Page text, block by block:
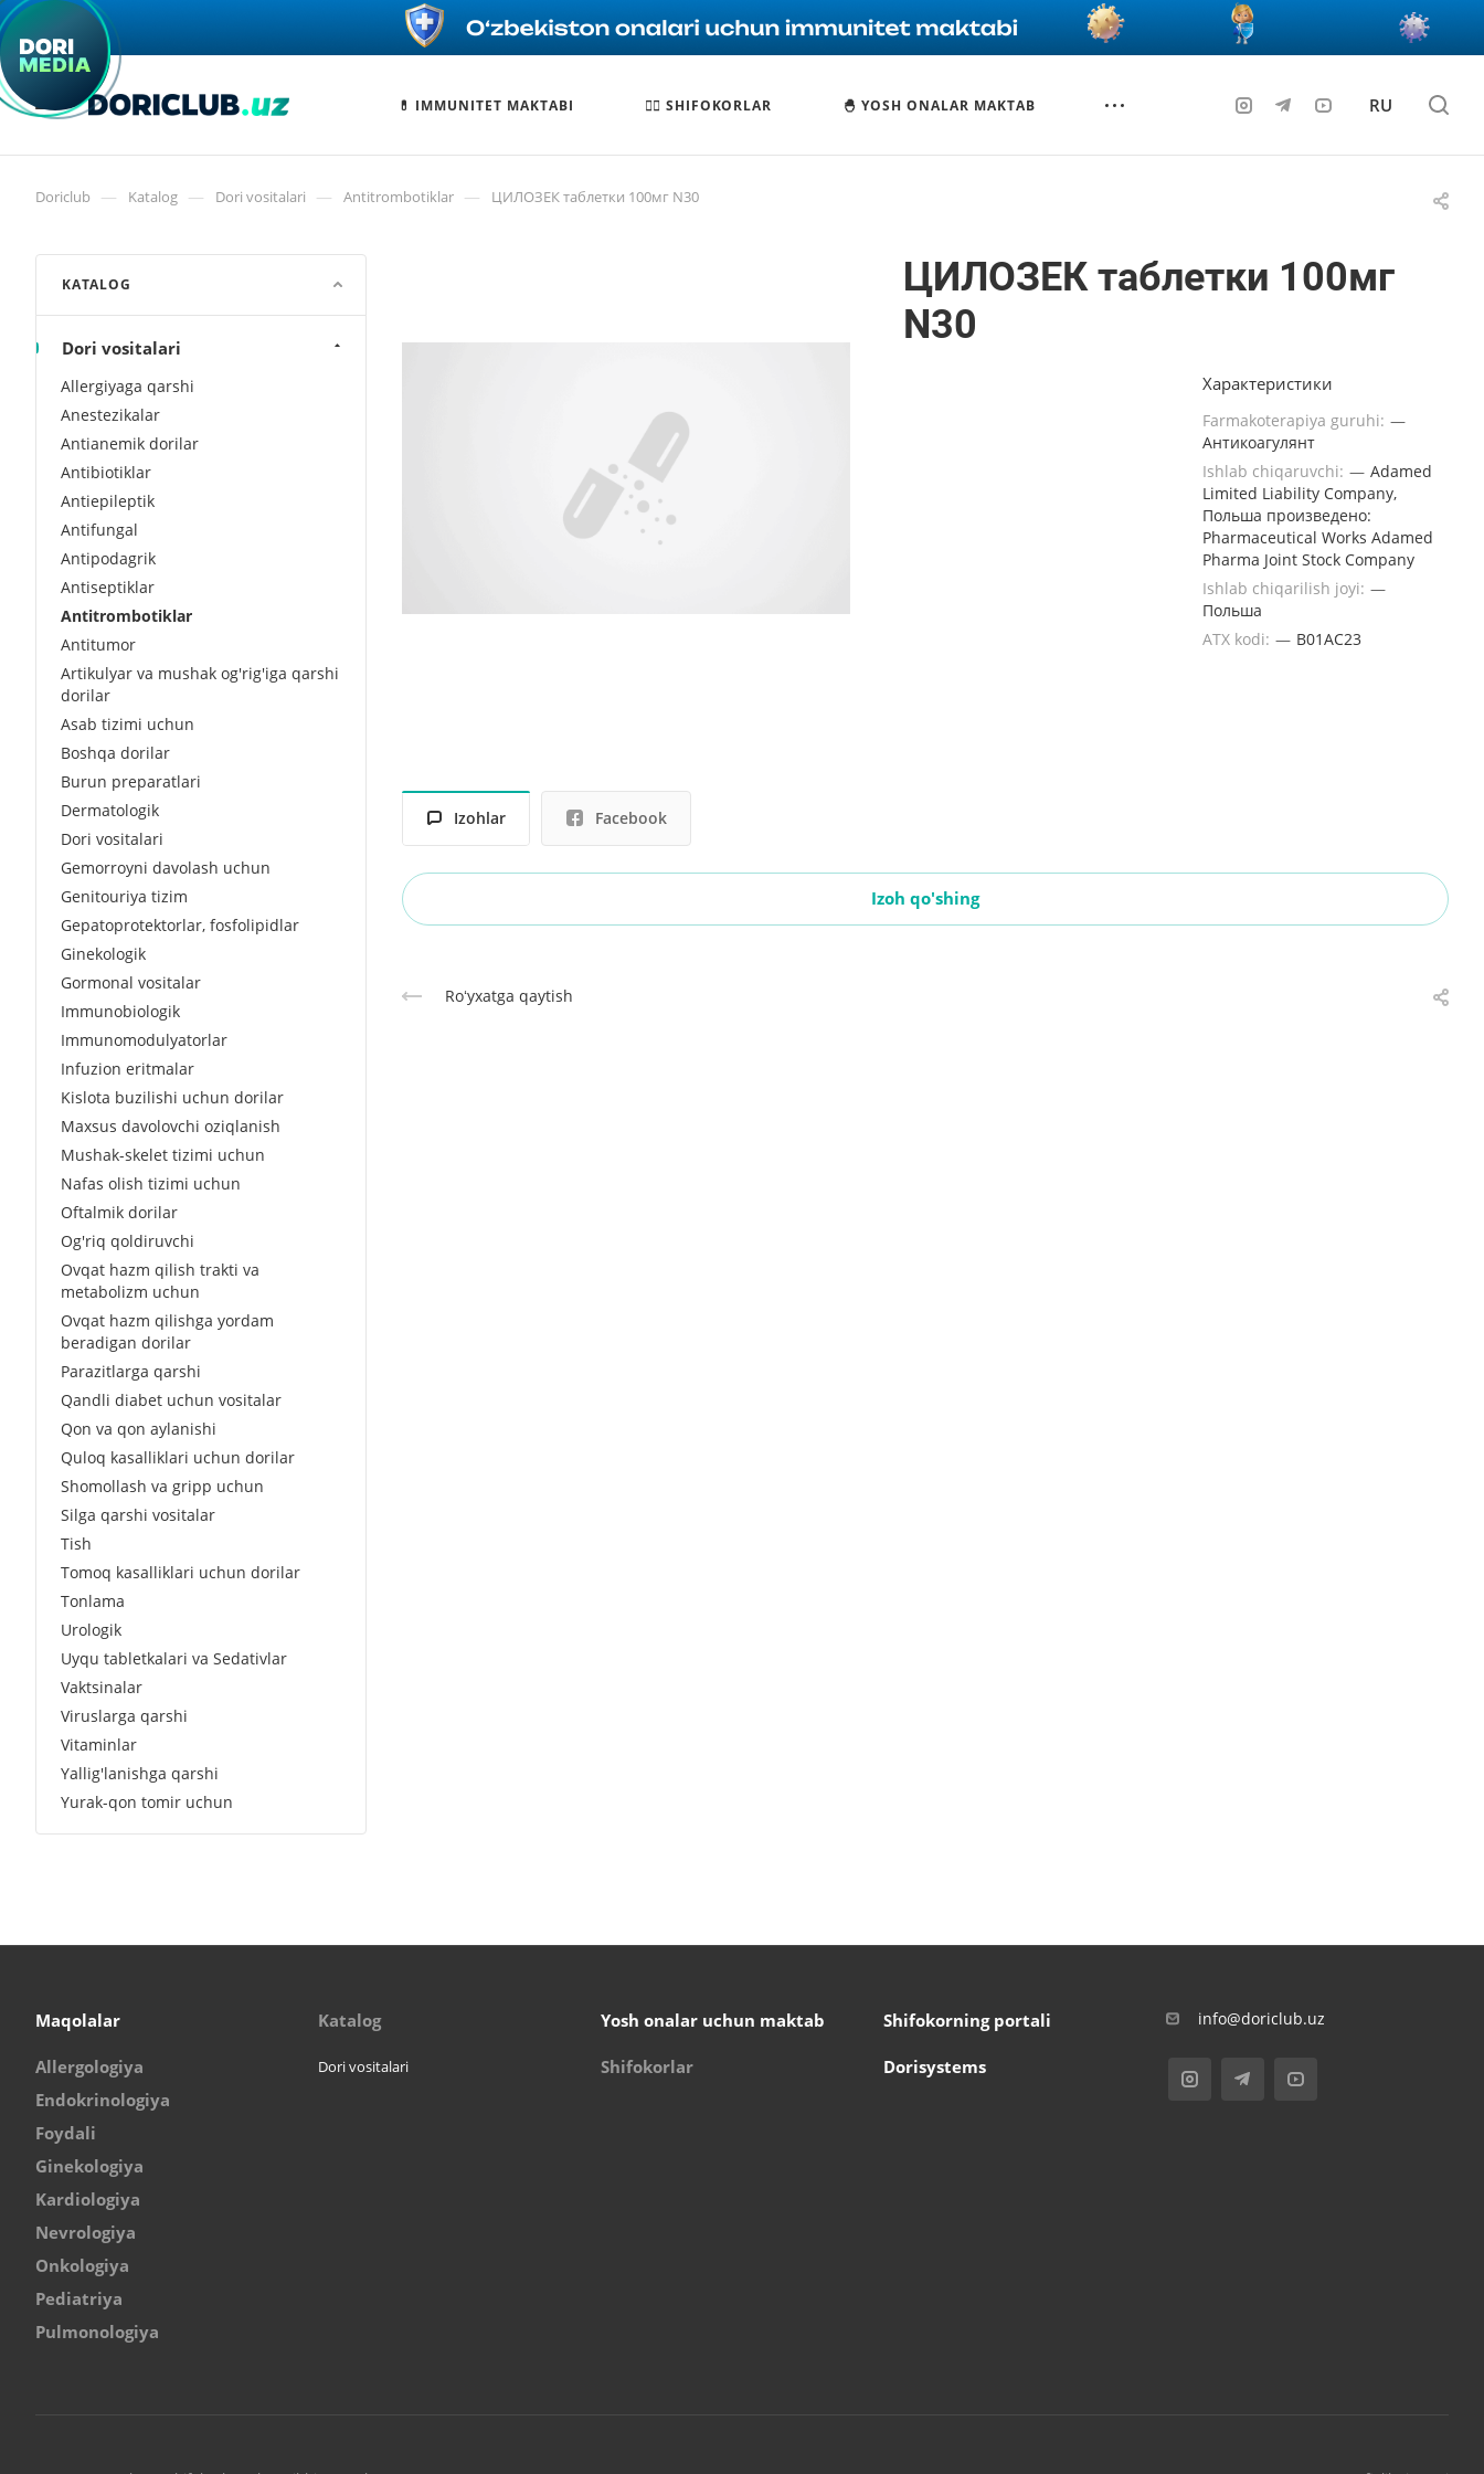
💊 IMMUNITET MAKTABI 🧑‍⚕️ SHIFOKORLAR 🐣 YOSH ONALAR MAKTAB RU
Doriclub — Katalog — Dori vositalari — Antitrombotiklar — ЦИЛОЗЕК таблетки 100мг N30
ЦИЛОЗЕК таблетки 100мг
N30
Характеристики
Farmakoterapiya guruhi: —
Антикоагулянт
Ishlab chiqaruvchi: — Adamed
Limited Liability Company,
Польша произведено:
Pharmaceutical Works Adamed
Pharma Joint Stock Company
Ishlab chiqarilish joyi: —
Польша
ATX kodi: — B01AC23
Izohlar Facebook
Izoh qo'shing
Roʻyxatga qaytish
KATALOG
Dori vositalari
Allergiyaga qarshi
Anestezikalar
Antianemik dorilar
Antibiotiklar
Antiepileptik
Antifungal
Antipodagrik
Antiseptiklar
Antitrombotiklar
Antitumor
Artikulyar va mushak og'rig'iga qarshi
dorilar
Asab tizimi uchun
Boshqa dorilar
Burun preparatlari
Dermatologik
Dori vositalari
Gemorroyni davolash uchun
Genitouriya tizim
Gepatoprotektorlar, fosfolipidlar
Ginekologik
Gormonal vositalar
Immunobiologik
Immunomodulyatorlar
Infuzion eritmalar
Kislota buzilishi uchun dorilar
Maxsus davolovchi oziqlanish
Mushak-skelet tizimi uchun
Nafas olish tizimi uchun
Oftalmik dorilar
Og'riq qoldiruvchi
Ovqat hazm qilish trakti va
metabolizm uchun
Ovqat hazm qilishga yordam
beradigan dorilar
Parazitlarga qarshi
Qandli diabet uchun vositalar
Qon va qon aylanishi
Quloq kasalliklari uchun dorilar
Shomollash va gripp uchun
Silga qarshi vositalar
Tish
Tomoq kasalliklari uchun dorilar
Tonlama
Urologik
Uyqu tabletkalari va Sedativlar
Vaktsinalar
Viruslarga qarshi
Vitaminlar
Yallig'lanishga qarshi
Yurak-qon tomir uchun
Maqolalar
Allergologiya
Endokrinologiya
Foydali
Ginekologiya
Kardiologiya
Nevrologiya
Onkologiya
Pediatriya
Pulmonologiya
Katalog
Dori vositalari
Yosh onalar uchun maktab
Shifokorlar
Shifokorning portali
Dorisystems
info@doriclub.uz